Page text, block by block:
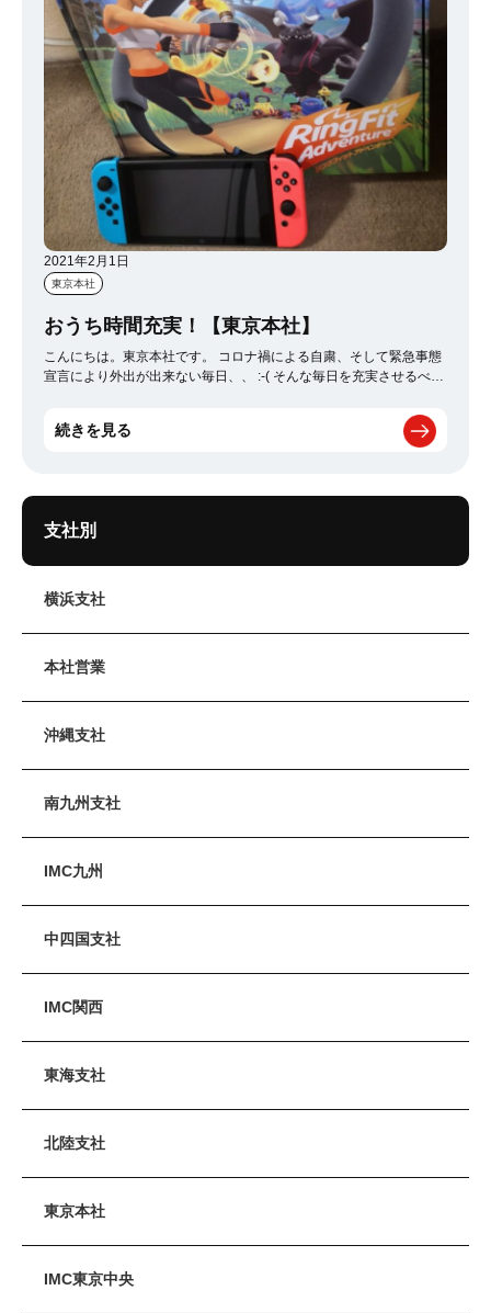
2021年2月1日
東京本社
おうち時間充実！【東京本社】
こんにちは。東京本社です。 コロナ禍による自粛、そして緊急事態
宣言により外出が出来ない毎日、、 :-( そんな毎日を充実させるべ
ね！！ もうすっっっっっっかりハマってます 8-) （笑） でも、、、
と共に運動をしていきたいと思います！！
続きを見る
支社別
横浜支社
本社営業
沖縄支社
南九州支社
IMC九州
中四国支社
IMC関西
東海支社
北陸支社
東京本社
IMC東京中央